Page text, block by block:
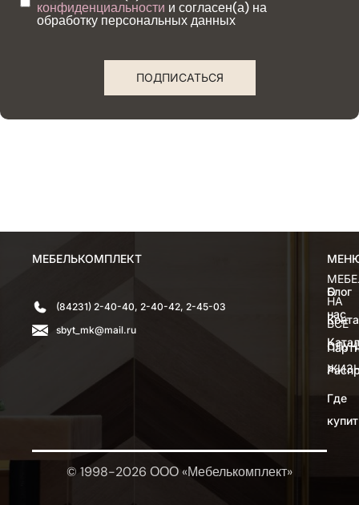
конфиденциальности и согласен(а) на
обработку персональных данных
ПОДПИСАТЬСЯ
МЕБЕЛЬКОМПЛЕКТ
(84231) 2-40-40, 2-40-42, 2-45-03
sbyt_mk@mail.ru
О
нас
Где
Блог
НА
ВСЕ
© 1998-2026 ООО «Мебелькомплект»